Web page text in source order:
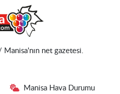
net gazetesi.
Manisa Hava Durumu